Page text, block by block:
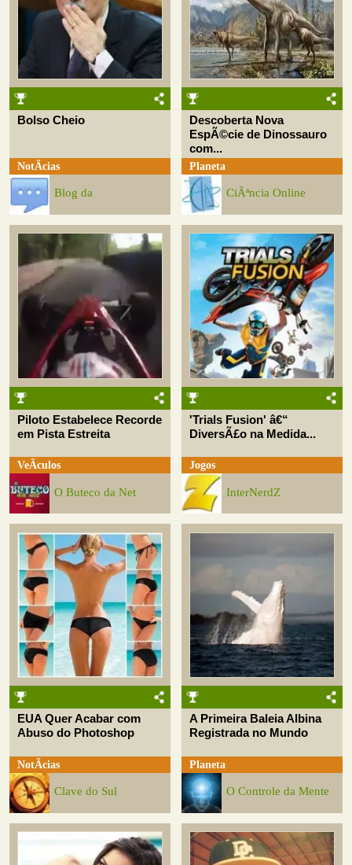
Bolso Cheio
NotÃ­cias
Blog da
Descoberta Nova
EspÃ©cie de Dinossauro
com...
Planeta
CiÃªncia Online
Piloto Estabelece Recorde
em Pista Estreita
VeÃ­culos
O Buteco da Net
'Trials Fusion' â€“
DiversÃ£o na Medida...
Jogos
InterNerdZ
EUA Quer Acabar com
Abuso do Photoshop
NotÃ­cias
Clave do Sul
A Primeira Baleia Albina
Registrada no Mundo
Planeta
O Controle da Mente